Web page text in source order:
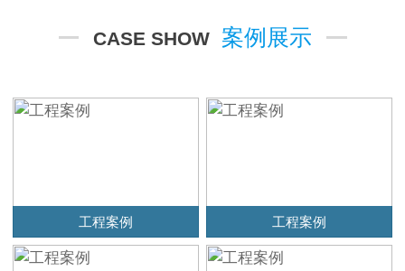
CASE SHOW 案例展示
工程案例 工程案例